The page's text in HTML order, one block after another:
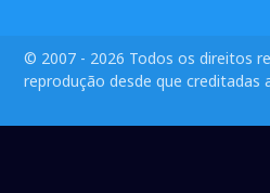
© 2007 - 2026 Todos os direitos
reprodução desde que creditadas